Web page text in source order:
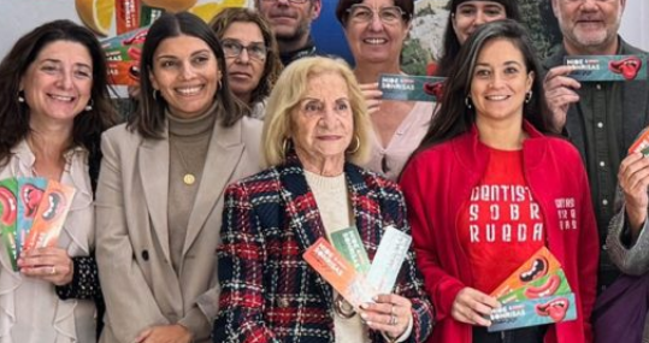
EROSKI